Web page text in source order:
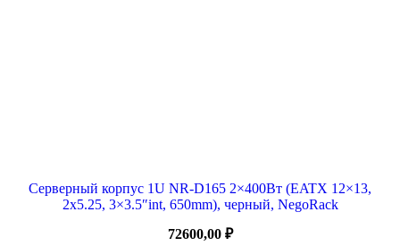
Серверный корпус 1U NR-D165 2×400Вт (EATX 12×13,
2х5.25, 3×3.5″int, 650mm), черный, NegoRack
72600,00 ₽